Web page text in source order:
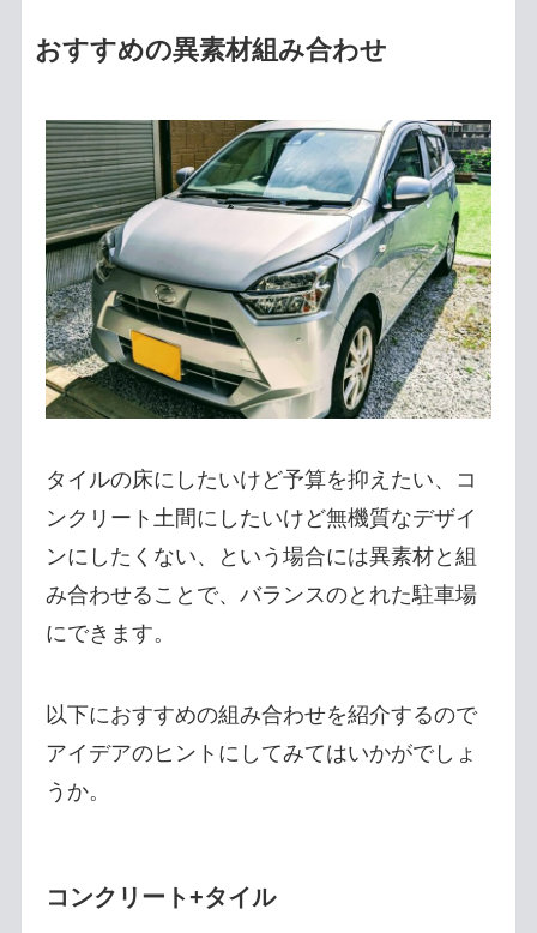
おすすめの異素材組み合わせ
タイルの床にしたいけど予算を抑えたい、コ
ンクリート土間にしたいけど無機質なデザイ
ンにしたくない、という場合には異素材と組
み合わせることで、バランスのとれた駐車場
にできます。
以下におすすめの組み合わせを紹介するので
アイデアのヒントにしてみてはいかがでしょ
うか。
コンクリート+タイル